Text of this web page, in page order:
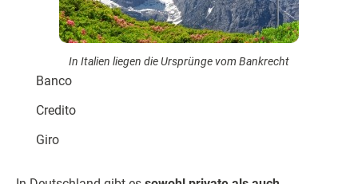
In Italien liegen die Ursprünge vom Bankrecht
Banco
Credito
Giro